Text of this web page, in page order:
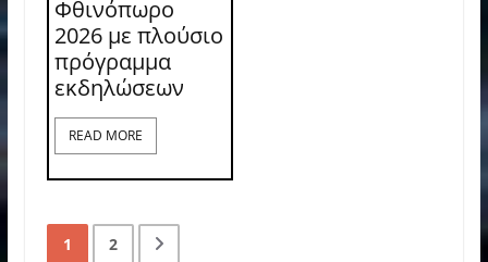
Φθινόπωρο
2026 με πλούσιο
πρόγραμμα
εκδηλώσεων
READ MORE
1 2